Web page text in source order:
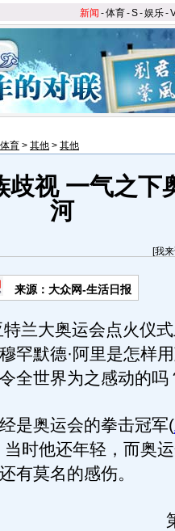
新闻 -体育-S-娱乐-
育 > 其他 > 其他
歧视 一气之下
河
[我
来源：大众网-生活日报
大奥运会点火仪式
罕默德·阿里是怎样
全世界为之感动的吗
奥运会的拳击冠军(
当时他还年轻，而奥
有莫名的感伤。
第